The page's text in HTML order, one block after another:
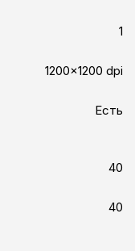
1
1200x1200 dpi
Есть
40
40